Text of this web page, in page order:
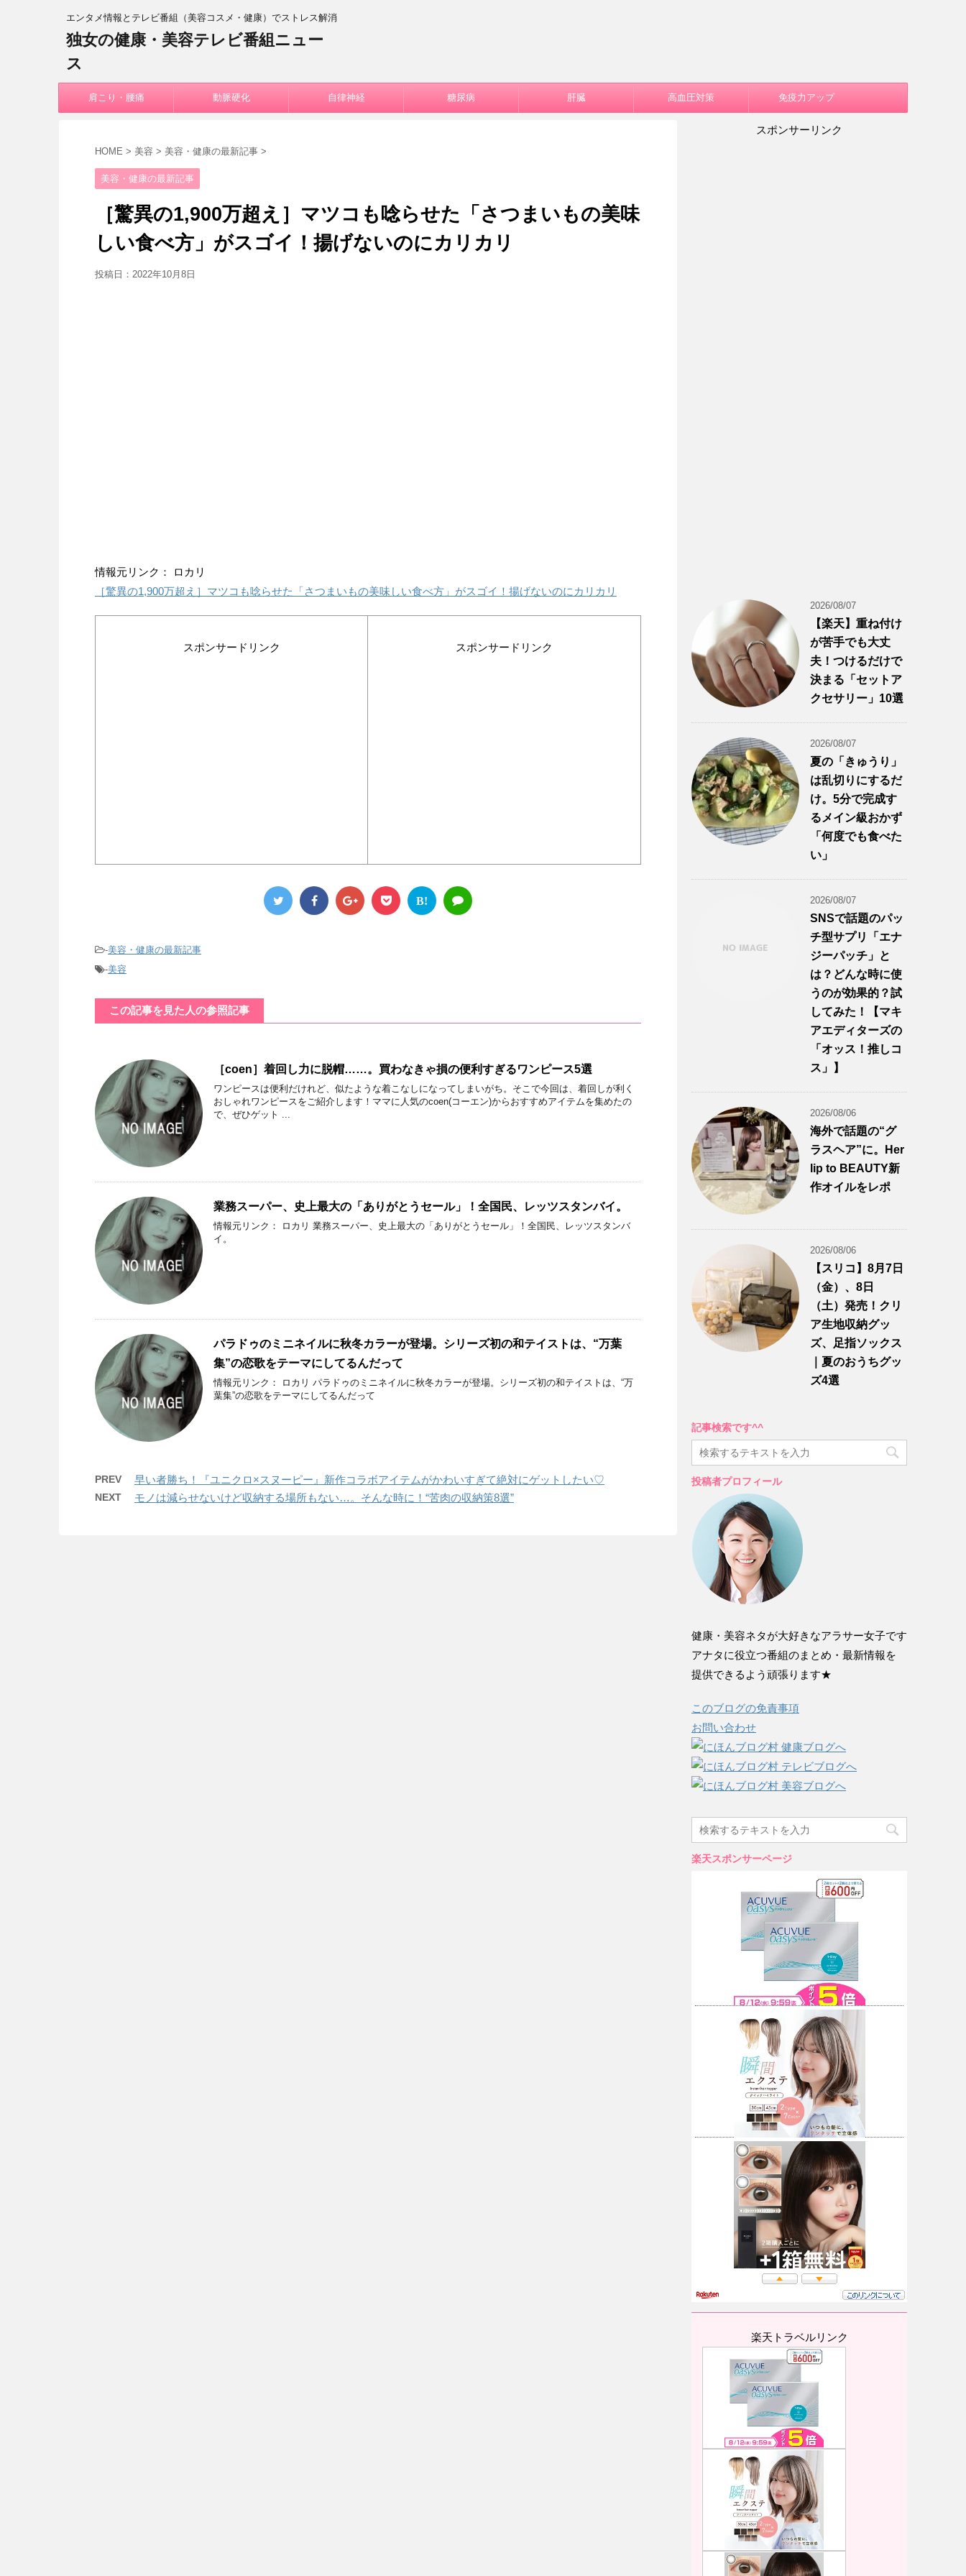
エンタメ情報とテレビ番組（美容コスメ・健康）でストレス解消
独女の健康・美容テレビ番組ニュー
ス
肩こり・腰痛 動脈硬化 自律神経 糖尿病 肝臓 高血圧対策 免疫力アップ
HOME > 美容 > 美容・健康の最新記事 >
美容・健康の最新記事
［驚異の1,900万超え］マツコも唸らせた「さつまいもの美味
しい食べ方」がスゴイ！揚げないのにカリカリ
投稿日： 2022年10月8日
情報元リンク： ロカリ
［驚異の1,900万超え］マツコも唸らせた「さつまいもの美味しい食べ方」がスゴイ！揚げないのにカリカリ
スポンサードリンク スポンサードリンク
B!
-美容・健康の最新記事
-美容
この記事を見た人の参照記事
［coen］着回し力に脱帽……。買わなきゃ損の便利すぎるワンピース5選
ワンピースは便利だけれど、似たような着こなしになってしまいがち。そこで今回は、着回しが利く
おしゃれワンピースをご紹介します！ママに人気のcoen(コーエン)からおすすめアイテムを集めたの
で、ぜひゲット ...
業務スーパー、史上最大の「ありがとうセール」！全国民、レッツスタンバイ。
情報元リンク： ロカリ 業務スーパー、史上最大の「ありがとうセール」！全国民、レッツスタンバ
イ。
パラドゥのミニネイルに秋冬カラーが登場。シリーズ初の和テイストは、“万葉
集”の恋歌をテーマにしてるんだって
情報元リンク： ロカリ パラドゥのミニネイルに秋冬カラーが登場。シリーズ初の和テイストは、“万
葉集”の恋歌をテーマにしてるんだって
PREV 早い者勝ち！『ユニクロ×スヌーピー』新作コラボアイテムがかわいすぎて絶対にゲットしたい♡
NEXT モノは減らせないけど収納する場所もない…。そんな時に！“苦肉の収納策8選”
スポンサーリンク
2026/08/07
【楽天】重ね付け
が苦手でも大丈
夫！つけるだけで
決まる「セットア
クセサリー」10選
2026/08/07
夏の「きゅうり」
は乱切りにするだ
け。5分で完成す
るメイン級おかず
「何度でも食べた
い」
2026/08/07
SNSで話題のパッ
チ型サプリ「エナ
ジーパッチ」と
は？どんな時に使
うのが効果的？試
してみた！【マキ
アエディターズの
「オッス！推しコ
ス」】
2026/08/06
海外で話題の“グ
ラスヘア”に。Her
lip to BEAUTY新
作オイルをレポ
2026/08/06
【スリコ】8月7日
（金）、8日
（土）発売！クリ
ア生地収納グッ
ズ、足指ソックス
｜夏のおうちグッ
ズ4選
記事検索です^^
投稿者プロフィール
健康・美容ネタが大好きなアラサー女子です
アナタに役立つ番組のまとめ・最新情報を
提供できるよう頑張ります★
このブログの免責事項
お問い合わせ
楽天スポンサーページ
楽天トラベルリンク